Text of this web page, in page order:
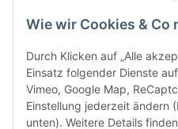
Wie wir Cookies & Co
Durch Klicken auf „Alle
Einsatz folgender Dienste
Vimeo, Google Map,
Einstellung jederzeit ändern
unten). Weitere Details